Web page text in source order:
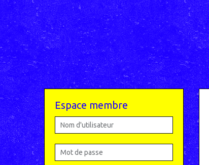
Espace membre